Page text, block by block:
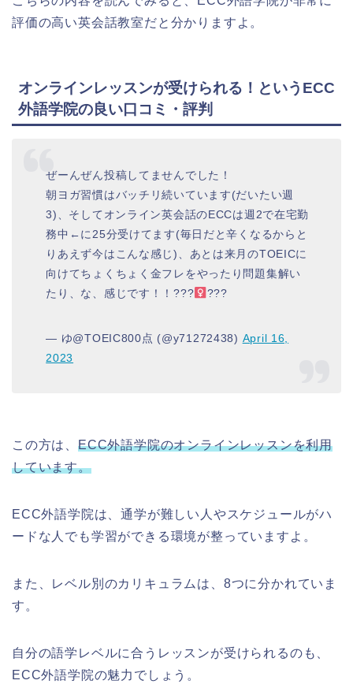
評価の高い英会話教室だと分かりますよ。
オンラインレッスンが受けられる！というECC
外語学院の良い口コミ・評判
ぜーんぜん投稿してませんでした！
朝ヨガ習慣はバッチリ続いています(だいたい週
3)、そしてオンライン英会話のECCは週2で在宅勤
務中←に25分受けてます(毎日だと辛くなるからと
りあえず今はこんな感じ)、あとは来月のTOEICに
向けてちょくちょく金フレをやったり問題集解い
たり、な、感じです！！???
???
— ゆ@TOEIC800点 (@y71272438) April 16,
2023
この方は、 ECC外語学院のオンラインレッスンを利用
しています。
ECC外語学院は、通学が難しい人やスケジュールがハ
ードな人でも学習ができる環境が整っていますよ。
また、レベル別のカリキュラムは、8つに分かれていま
す。
自分の語学レベルに合うレッスンが受けられるのも、
ECC外語学院の魅力でしょう。